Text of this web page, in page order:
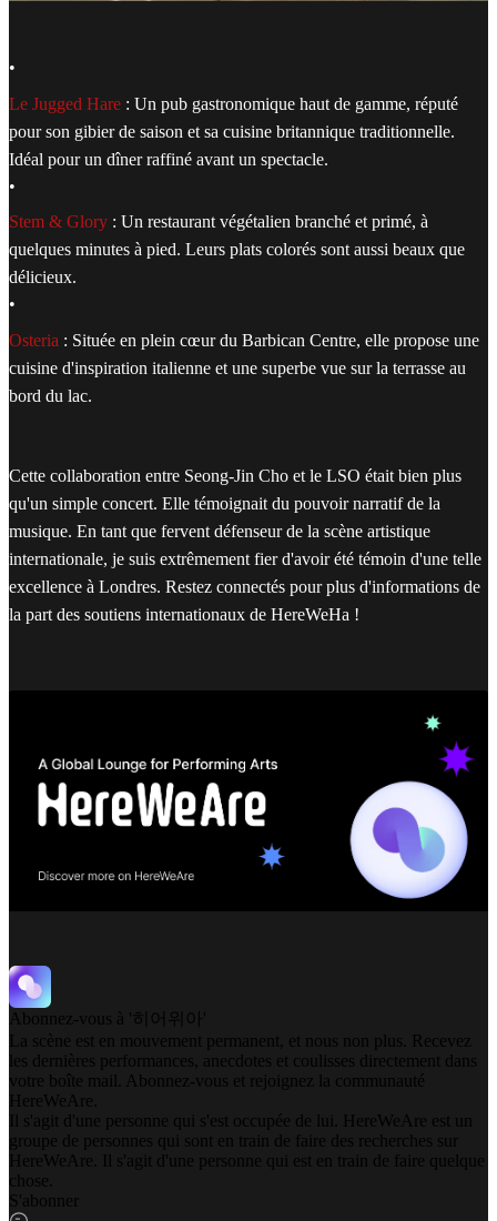
•
Le Jugged Hare : Un pub gastronomique haut de gamme, réputé
pour son gibier de saison et sa cuisine britannique traditionnelle.
Idéal pour un dîner raffiné avant un spectacle.
•
Stem & Glory : Un restaurant végétalien branché et primé, à
quelques minutes à pied. Leurs plats colorés sont aussi beaux que
délicieux.
•
Osteria : Située en plein cœur du Barbican Centre, elle propose une
cuisine d'inspiration italienne et une superbe vue sur la terrasse au
bord du lac.
Cette collaboration entre Seong-Jin Cho et le LSO était bien plus
qu'un simple concert. Elle témoignait du pouvoir narratif de la
musique. En tant que fervent défenseur de la scène artistique
internationale, je suis extrêmement fier d'avoir été témoin d'une telle
excellence à Londres. Restez connectés pour plus d'informations de
la part des soutiens internationaux de HereWeHa !
Abonnez-vous à '히어위아'
La scène est en mouvement permanent, et nous non plus. Recevez
les dernières performances, anecdotes et coulisses directement dans
votre boîte mail. Abonnez-vous et rejoignez la communauté
HereWeAre.
Il s'agit d'une personne qui s'est occupée de lui. HereWeAre est un
groupe de personnes qui sont en train de faire des recherches sur
HereWeAre. Il s'agit d'une personne qui est en train de faire quelque
chose.
S'abonner